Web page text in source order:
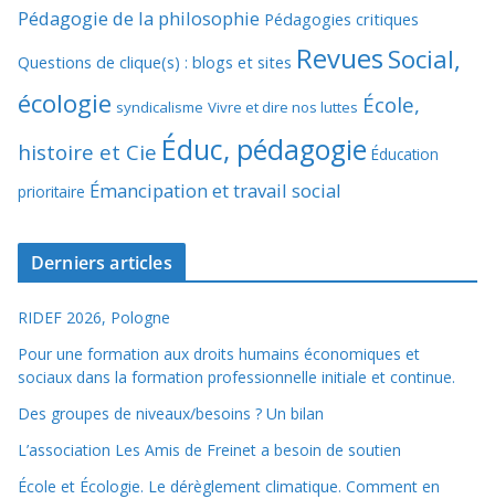
Pédagogie de la philosophie Pédagogies critiques
Questions de clique(s) : blogs et sites RevuesSocial,
écologie syndicalisme Vivre et dire nos luttes École,
histoire et Cie Éduc, pédagogie Éducation
prioritaire Émancipation et travail social
Derniers articles
RIDEF 2026, Pologne
Pour une formation aux droits humains économiques et
sociaux dans la formation professionnelle initiale et continue.
Des groupes de niveaux/besoins ? Un bilan
L’association Les Amis de Freinet a besoin de soutien
École et Écologie. Le dérèglement climatique. Comment en